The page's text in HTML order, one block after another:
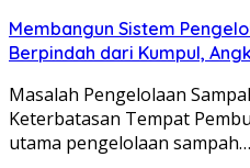
Membangun Sistem
Berpindah dari Kumpul,
Masalah Pengelolaan
Keterbatasan Tempat
utama pengelolaan sampah…